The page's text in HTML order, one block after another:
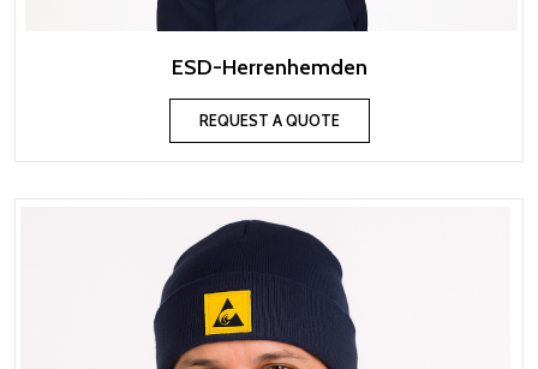
ESD-Herrenhemden
REQUEST A QUOTE